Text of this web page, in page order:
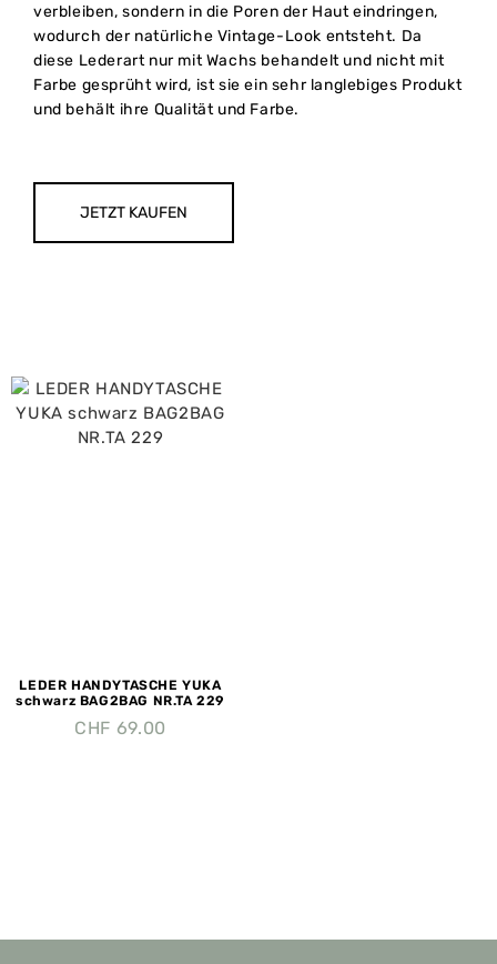
verbleiben, sondern in die Poren der Haut eindringen,
wodurch der natürliche Vintage-Look entsteht. Da
diese Lederart nur mit Wachs behandelt und nicht mit
Farbe gesprüht wird, ist sie ein sehr langlebiges Produkt
und behält ihre Qualität und Farbe.
JETZT KAUFEN
LEDER HANDYTASCHE YUKA
schwarz BAG2BAG NR.TA 229
CHF 69.00